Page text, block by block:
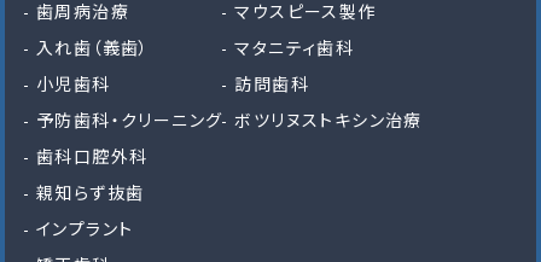
歯周病治療
入れ歯（義歯）
小児歯科
予防歯科・クリーニング
歯科口腔外科
親知らず抜歯
インプラント
マウスピース製作
マタニティ歯科
訪問歯科
ボツリヌストキシン治療